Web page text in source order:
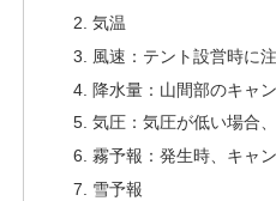
気温
風速：テント設営時に
降水量：山間部のキャ
気圧：気圧が低い場合
霧予報：発生時、キャ
雪予報